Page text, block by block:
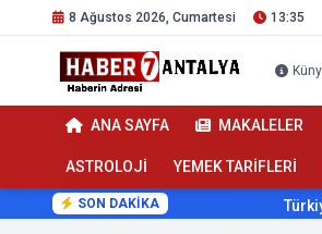
8 Ağustos 2026, Cumartesi 13:35
ANA SAYFA MAKALELER
ASTROLOJİ YEMEK TARİFLERİ
SON DAKİKA Türkiye,